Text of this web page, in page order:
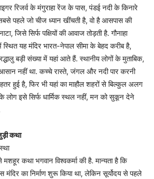
रिजर्व के मंगुराहा रेंज के पास, पंडई नदी के किनारे
पहले जो चीज ध्यान खींचती है, वो है आसपास की
जिसे सिर्फ पक्षियों की आवाज तोड़ती है. गौनाहा
यह मंदिर भारत-नेपाल सीमा के बेहद करीब है,
बड़ी संख्या में यहां आते हैं. स्थानीय लोगों के मुताबिक,
नहीं था. कच्चे रास्ते, जंगल और नदी पार करनी
हुई है, फिर भी यहां का माहौल शहरों से बिल्कुल अलग
लोग इसे सिर्फ धार्मिक स्थल नहीं, मन को सुकून देने
कथा
कथा भगवान विश्वकर्मा की है. मान्यता है कि
मंदिर का निर्माण शुरू किया था, लेकिन सूर्योदय से पहले